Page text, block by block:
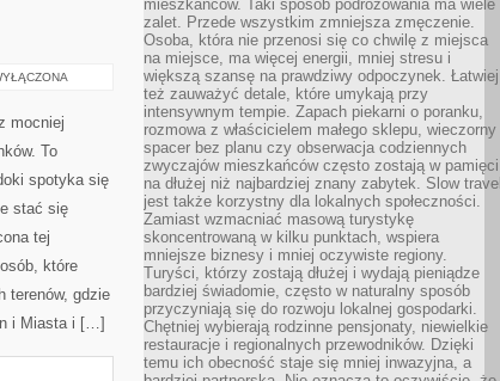
mocniej
To
spotyka się
stać się
tej
które
terenów, gdzie
i Miasta i […]
mieszkańców. Taki sposób podróżowania ma wiele
zalet. Przede wszystkim zmniejsza zmęczenie.
Osoba, która nie przenosi się co chwilę z miejsca
na miejsce, ma więcej energii, mniej stresu i
większą szansę na prawdziwy odpoczynek. Łatwiej
też zauważyć detale, które umykają przy
intensywnym tempie. Zapach piekarni o poranku,
rozmowa z właścicielem małego sklepu, wieczorny
spacer bez planu czy obserwacja codziennych
zwyczajów mieszkańców często zostają w pamięci
na dłużej niż najbardziej znany zabytek. Slow travel
jest także korzystny dla lokalnych społeczności.
Zamiast wzmacniać masową turystykę
skoncentrowaną w kilku punktach, wspiera
mniejsze biznesy i mniej oczywiste regiony.
Turyści, którzy zostają dłużej i wydają pieniądze
bardziej świadomie, często w naturalny sposób
przyczyniają się do rozwoju lokalnej gospodarki.
Chętniej wybierają rodzinne pensjonaty, niewielkie
restauracje i regionalnych przewodników. Dzięki
temu ich obecność staje się mniej inwazyjna, a